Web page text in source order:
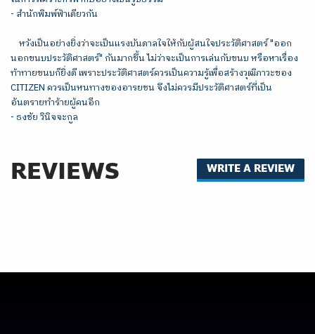
- สำนักพิมพ์ฟ้าเดียวกัน
หวังเป็นอย่างยิ่งว่าจะเป็นแรงบันดาลใจให้กับผู้สนใจประวัติศาสตร์ "ออก
นอกขนบประวัติศาสตร์" กันมากขึ้น ไม่ว่าจะเป็นการเล่นกับขนบ หรือหาเรื่อง
ท้าทายขนบก็ยิ่งดี เพราะประวัติศาสตร์ควรเป็นความรู้เพื่อสร้างวุฒิภาวะของ
CITIZEN ควรเป็นหนทางของอารยชน จึงไม่ควรมีประวัติศาสตร์ที่เป็น
อันตรายทำร้ายผู้คนอีก
- ธงชัย วินิจจะกูล
REVIEWS WRITE A REVIEW